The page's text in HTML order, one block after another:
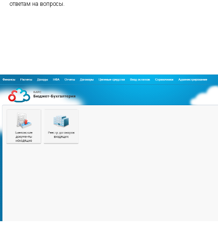
ответам на вопросы.